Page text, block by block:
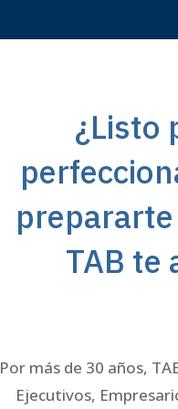
¿Listo
TAB te
Por más de 30 años,
Ejecutivos,